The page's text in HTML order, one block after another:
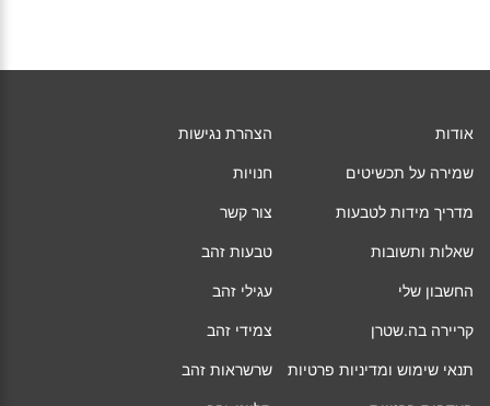
אודות
שמירה על תכשיטים
מדריך מידות לטבעות
שאלות ותשובות
החשבון שלי
קריירה בה.שטרן
תנאי שימוש ומדיניות פרטיות
הצהרת נגישות
חנויות
צור קשר
טבעות זהב
עגילי זהב
צמידי זהב
שרשראות זהב